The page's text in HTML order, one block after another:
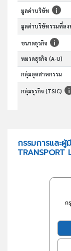
มูลค่าบริษัท
มูลค่าบริษัทรวมที่ล
ขนาดธุรกิจ
หมวดธุรกิจ (A-U)
กลุ่มอุตสาหกรรม
กลุ่มธุรกิจ (TSIC)
กรรมการและผู้
TRANSPORT
ก